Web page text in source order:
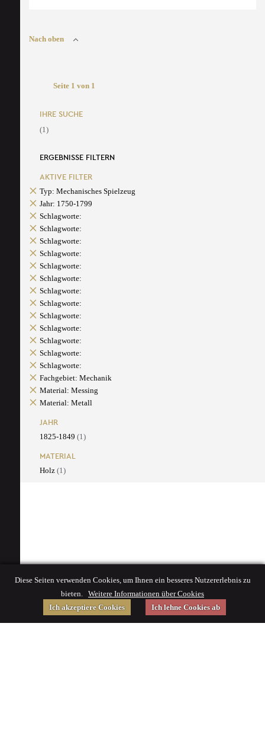
Nach oben
Seite 1 von 1
IHRE SUCHE
(1)
ERGEBNISSE FILTERN
AKTIVE FILTER
Typ: Mechanisches Spielzeug
Jahr: 1750-1799
Schlagworte:
Schlagworte:
Schlagworte:
Schlagworte:
Schlagworte:
Schlagworte:
Schlagworte:
Schlagworte:
Schlagworte:
Schlagworte:
Schlagworte:
Schlagworte:
Schlagworte:
Fachgebiet: Mechanik
Material: Messing
Material: Metall
JAHR
1825-1849 (1)
MATERIAL
Holz (1)
Diese Seiten verwenden Cookies, um Ihnen ein besseres Nutzererlebnis zu
bieten. Weitere Informationen über Cookies
Ich akzeptiere Cookies
Ich lehne Cookies ab